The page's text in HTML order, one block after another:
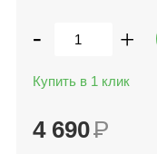
- +
Купить в 1 клик
4 690Р